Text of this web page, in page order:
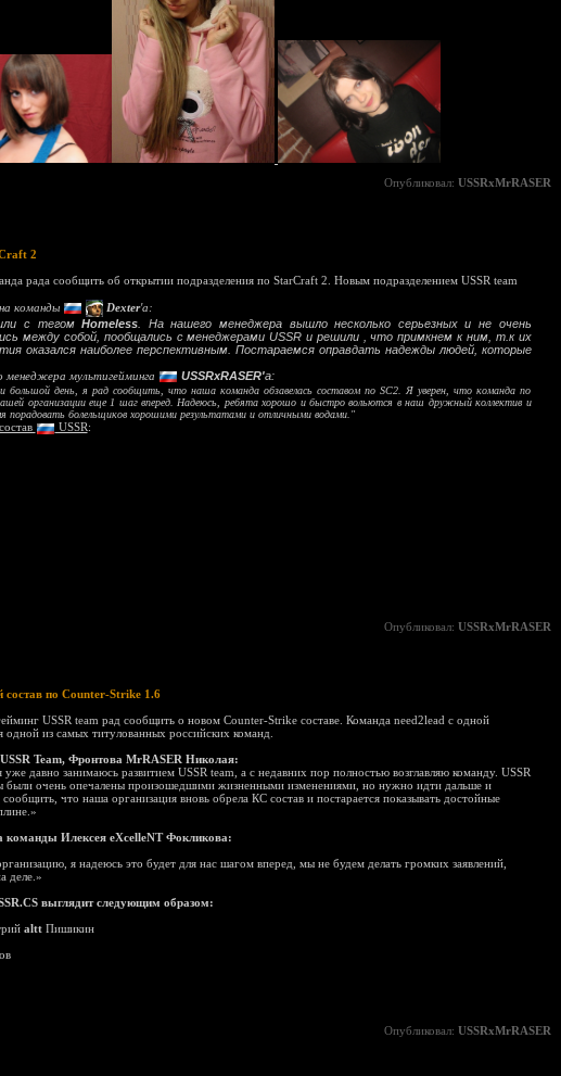
Опубликовал: USSRxMrRASER
2
рада сообщить об открытии подразделения по StarCraft 2. Новым подразделением USSR team
команды
Dexter'a:
с тегомHomeless . На нашего менеджера вышло несколько серьезных и не очень
между собой, пообщались с менеджерами USSR и решили , что примкнем к ним, т.к их
оказался наиболее перспективным. Постараемся оправдать надежды людей, которые
менеджера мультигейминга
USSRxRASER'a:
большой день, я рад сообщить, что наша команда обзавелась составом по SC2. Я уверен, что команда по
организации еще 1 шаг вперед. Надеюсь, ребята хорошо и быстро вольются в наш дружный коллектив и
порадовать болельщиков хорошими результатами и отличными водами."
USSR:
Опубликовал: USSRxMrRASER
по Counter-Strike 1.6
USSR team рад сообщить о новом Counter-Strike составе. Команда need2lead с одной
одной из самых титулованных российских команд.
Team, Фронтова MrRASER Николая:
уже давно занимаюсь развитием USSR team, а с недавних пор полностью возглавляю команду. USSR
были очень опечалены произошедшими жизненными изменениями, но нужно идти дальше и
сообщить, что наша организация вновь обрела КС состав и постарается показывать достойные
команды Илексея eXcelleNT Фокликова:
я надеюсь это будет для нас шагом вперед, мы не будем делать громких заявлений,
деле.»
выглядит следующим образом:
altt Пишикин
Опубликовал: USSRxMrRASER